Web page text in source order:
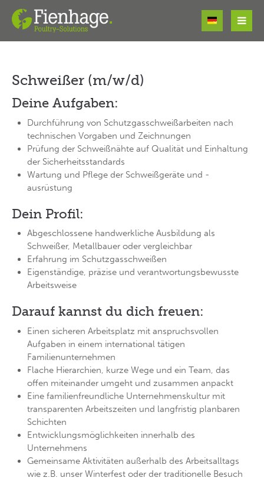
Login
Passwort
Register|Lost your password?
Support
Lorem ipsum dolor sit amet:
24h/ 365days
We offer support for our customers
Mon - Fri 8:00am - 5:00pm(GMT +1)
Get in touch
Cybersteel Inc.
376-293 City Road, Suite 600
San Francisco, CA 94102
Have any questions?
+44 1234 567 890
Schweißer (m/w/d)
Deine Aufgaben:
Durchführung von Schutzgasschweißarbeiten nach
technischen Vorgaben und Zeichnungen
Prüfung der Schweißnähte auf Qualität und Einhaltung
der Sicherheitsstandards
Wartung und Pflege der Schweißgeräte und -
ausrüstung
Dein Profil:
Abgeschlossene handwerkliche Ausbildung als
Schweißer, Metallbauer oder vergleichbar
Erfahrung im Schutzgasschweißen
Eigenständige, präzise und verantwortungsbewusste
Arbeitsweise
Darauf kannst du dich freuen:
Einen sicheren Arbeitsplatz mit anspruchsvollen
Aufgaben in einem international tätigen
Familienunternehmen
Flache Hierarchien, kurze Wege und ein Team, das
offen miteinander umgeht und zusammen anpackt
Eine familienfreundliche Unternehmenskultur mit
transparenten Arbeitszeiten und langfristig planbaren
Schichten
Entwicklungsmöglichkeiten innerhalb des
Unternehmens
Gemeinsame Aktivitäten außerhalb des Arbeitsalltags
wie z.B. unser Winterfest oder der traditionelle Besuch